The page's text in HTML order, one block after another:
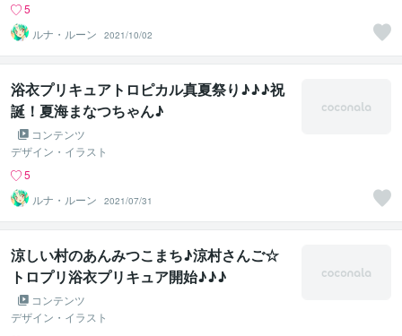
5
ルナ・ルーン
2021/10/02
浴衣プリキュアトロピカル真夏祭り♪♪♪祝
誕！夏海まなつちゃん♪
コンテンツ
デザイン・イラスト
5
ルナ・ルーン
2021/07/31
涼しい村のあんみつこまち♪涼村さんご☆
トロプリ浴衣プリキュア開始♪♪♪
コンテンツ
デザイン・イラスト